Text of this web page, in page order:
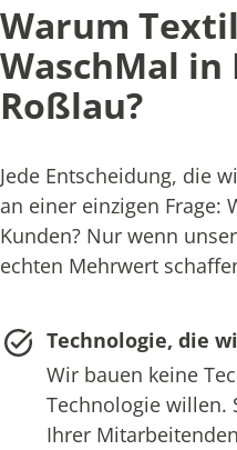
Warum
WaschMal in
Roßlau?
Jede Entscheidung, die
an einer einzigen Frage:
Kunden? Nur wenn
echten Mehrwert
Technologie, die
Wir bauen keine
Technologie willen.
Ihrer